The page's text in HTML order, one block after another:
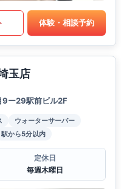
体験・相談予約
玉店
9ー29駅前ビル2F
ウォーターサーバー
駅から5分以内
定休日
毎週木曜日